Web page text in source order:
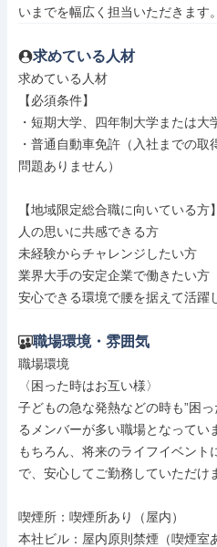
いまでを幅広く担当いただきます。
求めている人材
求めている人材
【必須条件】
・短期大学、四年制大学または
・普通自動車免許（入社までの
問題ありません）
【地域限定総合職に向いている方】
人の思いに共感できる方
未経験からチャレンジしたい方
業界大手の安定企業で働きたい方
安心できる環境で腰を据えて活躍
職場環境・雰囲気
職場環境
〈困った時はお互い様〉
子どもの急な発熱などの時も”困
るメンバーが多い職場となってい
もちろん、将来のライフイベン
で、安心してご勤務していただけ
喫煙所：喫煙所あり（屋内）
本社ビル：屋内原則禁煙（喫煙室